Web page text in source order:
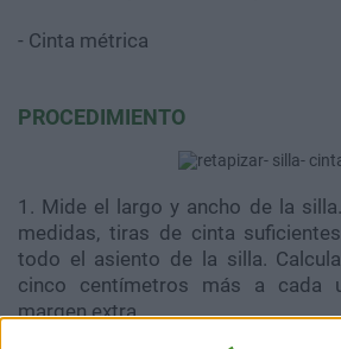
- Cinta métrica
PROCEDIMIENTO
1. Mide el largo y ancho de la
medidas, tiras de cinta
todo el asiento de la silla.
cinco centímetros más a cada
margen extra.